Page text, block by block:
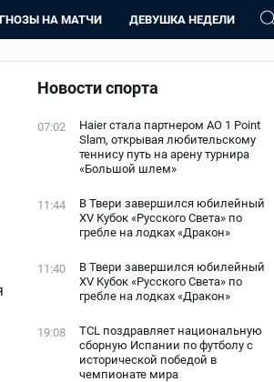
НА МАТЧИ ДЕВУШКА НЕДЕЛИ
Новости спорта
07:02
Haier стала партнером AO 1 Point
Slam, открывая любительскому
теннису путь на арену турнира
«Большой шлем»
11:44
В Твери завершился юбилейный
XV Кубок «Русского Света» по
гребле на лодках «Дракон»
11:40
В Твери завершился юбилейный
XV Кубок «Русского Света» по
гребле на лодках «Дракон»
19:08
TCL поздравляет национальную
сборную Испании по футболу с
исторической победой в
чемпионате мира